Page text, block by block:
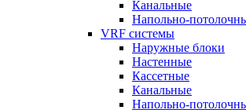
Канальные
Напольно-
VRF системы
Наружные блоки
Настенные
Кассетные
Канальные
Напольно-